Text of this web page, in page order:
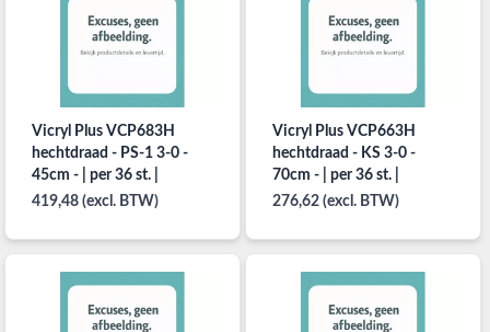
Vicryl Plus VCP683H
hechtdraad - PS-1 3-0 -
45cm - | per 36 st. |
419,48 (excl. BTW)
Vicryl Plus VCP663H
hechtdraad - KS 3-0 -
70cm - | per 36 st. |
276,62 (excl. BTW)